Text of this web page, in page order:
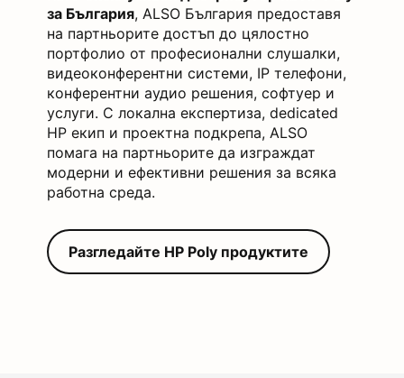
за България, ALSO България предоставя
на партньорите достъп до цялостно
портфолио от професионални слушалки,
видеоконферентни системи, IP телефони,
конферентни аудио решения, софтуер и
услуги. С локална експертиза, dedicated
HP екип и проектна подкрепа, ALSO
помага на партньорите да изграждат
модерни и ефективни решения за всяка
работна среда.
Разгледайте HP Poly продуктите